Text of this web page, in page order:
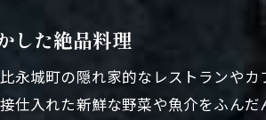
比永城町
訪れるたび
した絶品料理
永城町の隠れ家的なレストランや
仕入れた新鮮な野菜や魚介をふん